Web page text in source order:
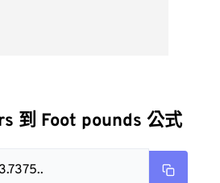
到 Foot pounds 公式